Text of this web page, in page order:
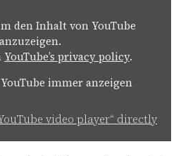
den Inhalt von YouTube
anzuzeigen.
YouTube’s privacy policy.
immer anzeigen
video player“ directly